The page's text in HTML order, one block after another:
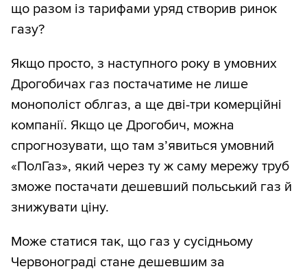
що разом із тарифами уряд створив ринок
газу?
Якщо просто, з наступного року в умовних
Дрогобичах газ постачатиме не лише
монополіст облгаз, а ще дві-три комерційні
компанії. Якщо це Дрогобич, можна
спрогнозувати, що там з’явиться умовний
«ПолГаз», який через ту ж саму мережу труб
зможе постачати дешевший польський газ й
знижувати ціну.
Може статися так, що газ у сусідньому
Червонограді стане дешевшим за